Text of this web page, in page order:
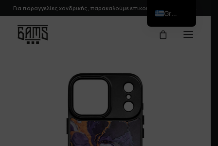
Για παραγγελίες χονδρικής, παρακαλούμε επικοινωνήστε μαζί μας.
Greek